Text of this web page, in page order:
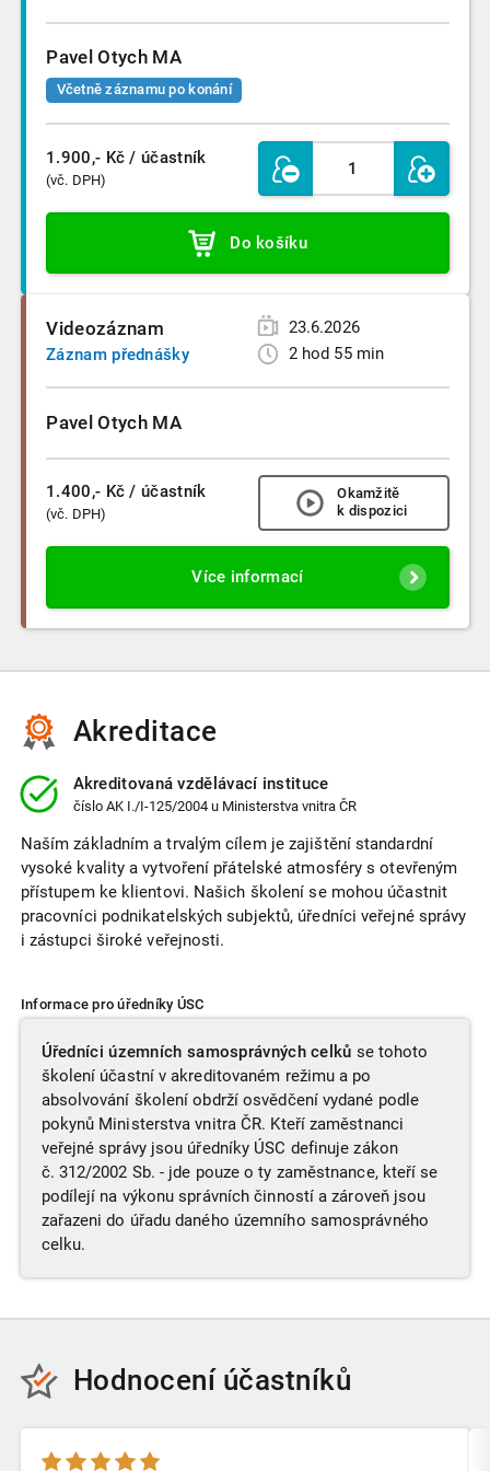
Pavel Otych MA
Včetně záznamu po konání
1.900,- Kč / účastník
(vč. DPH)
Do košíku
Videozáznam
Záznam přednášky
23.6.2026
2 hod 55 min
Pavel Otych MA
1.400,- Kč / účastník
(vč. DPH)
Okamžitě
k dispozici
Více informací
Akreditace
Akreditovaná vzdělávací instituce
číslo AK I./I-125/2004u Ministerstva vnitra ČR
Naším základním a trvalým cílem je zajištění standardní
vysoké kvality a vytvoření přátelské atmosféry s otevřeným
přístupem ke klientovi. Našich školení se mohou účastnit
pracovníci podnikatelských subjektů, úředníci veřejné správy
i zástupci široké veřejnosti.
Informace pro úředníky ÚSC
Úředníci územních samosprávných celků se tohoto
školení účastní v akreditovaném režimu a po
absolvování školení obdrží osvědčení vydané podle
pokynů Ministerstva vnitra ČR. Kteří zaměstnanci
veřejné správy jsou úředníky ÚSC definuje zákon
č. 312/2002 Sb. - jde pouze o ty zaměstnance, kteří se
podílejí na výkonu správních činností a zároveň jsou
zařazeni do úřadu daného územního samosprávného
celku.
Hodnocení účastníků